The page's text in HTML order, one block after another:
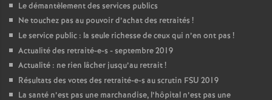
Le démantèlement des services publics
Ne touchez pas au pouvoir d’achat des retraités !
Le service public : la seule richesse de ceux qui n’en ont pas !
Actualité des retraité-e-s - septembre 2019
Actualité : ne rien lâcher jusqu’au retrait!
Résultats des votes des retraité-e-s au scrutin FSU 2019
La santé n’est pas une marchandise, l’hôpital n’est pas une